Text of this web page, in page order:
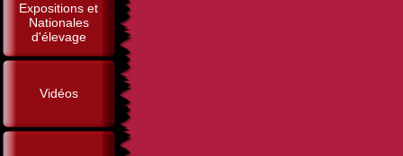
Expositions et
Nationales
d'élevage
Vidéos